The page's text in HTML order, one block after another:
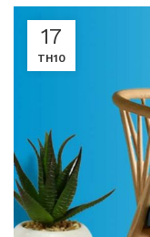
17
TH10